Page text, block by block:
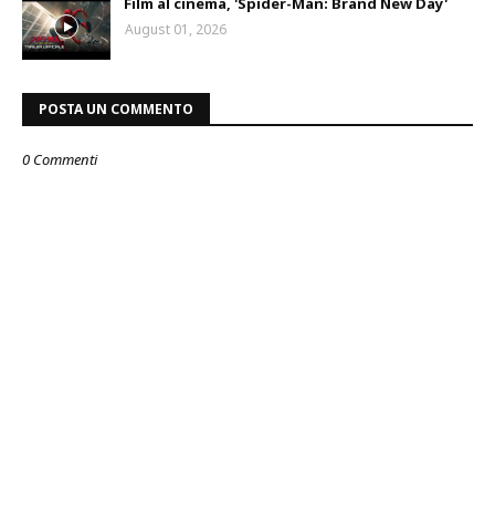
August 01, 2026
POSTA UN COMMENTO
0 Commenti